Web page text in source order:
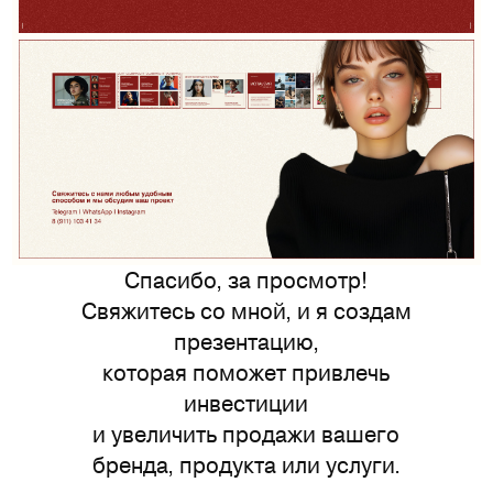
Спасибо, за просмотр!
Свяжитесь со мной, и я создам
презентацию,
которая поможет привлечь
инвестиции
и увеличить продажи вашего
бренда, продукта или услуги.